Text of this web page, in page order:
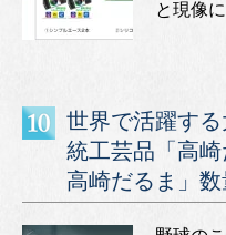
と現像
世界で活躍す
統工芸品「高
高崎だるま」数